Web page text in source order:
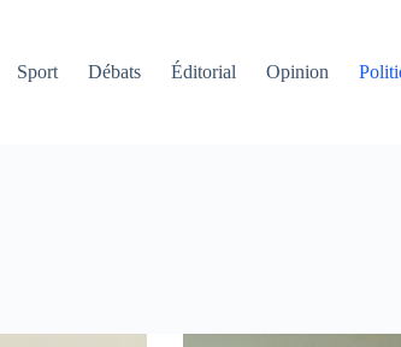
Sport Débats Éditorial Opinion